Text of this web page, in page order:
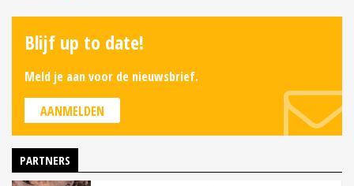
Blijf up to date!
Meld je aan voor de nieuwsbrief.
AANMELDEN
PARTNERS